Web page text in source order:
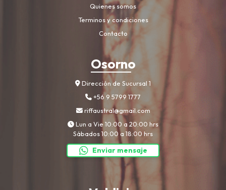
Quienes somos
Terminos y condiciones
Contacto
Osorno
Dirección de Sucursal 1
+56 9 5799 1777
riffaustral@gmail.com
Lun a Vie 10:00 a 20:00 hrs
Sábados 10:00 a 18:00 hrs
Enviar mensaje